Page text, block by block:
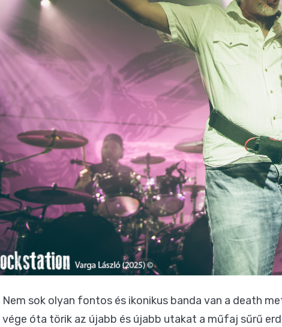
Nem sok olyan fontos és ikonikus banda van a death
vége óta törik az újabb és újabb utakat a műfaj sűrű